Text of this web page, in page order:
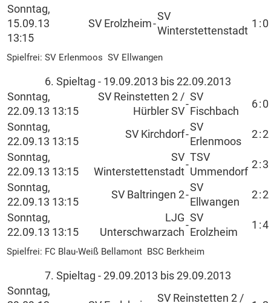
Sonntag,
15.09.13
13:15
SV Erolzheim-
SV
Winterstettenstadt
1 : 0
Spielfrei: SV Erlenmoos SV Ellwangen
6. Spieltag - 19.09.2013 bis 22.09.2013
Sonntag,
22.09.13 13:15
SV Reinstetten 2 /
Hürbler SV
-
SV
Fischbach
6: 0
Sonntag,
22.09.13 13:15
SV Kirchdorf-
SV
Erlenmoos
2:2
Sonntag,
22.09.13 13:15
SV
Winterstettenstadt
-
TSV
Ummendorf
2: 3
Sonntag,
22.09.13 13:15
SV Baltringen 2-
SV
Ellwangen
2:2
Sonntag,
22.09.13 13:15
LJG
Unterschwarzach
-
SV
Erolzheim
1 :4
Spielfrei: FC Blau-Weiß Bellamont BSC Berkheim
7. Spieltag - 29.09.2013 bis 29.09.2013
Sonntag,
SV Reinstetten 2 /